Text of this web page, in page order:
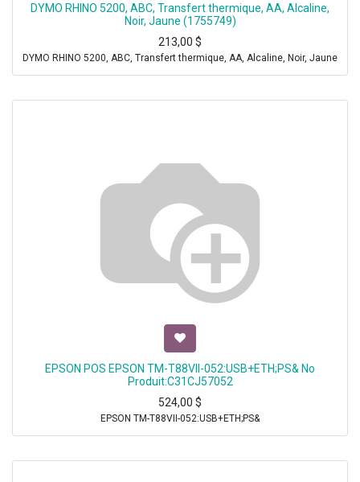
DYMO RHINO 5200, ABC, Transfert thermique, AA, Alcaline,
Noir, Jaune (1755749)
213,00 $
DYMO RHINO 5200, ABC, Transfert thermique, AA, Alcaline, Noir, Jaune
EPSON POS EPSON TM-T88VII-052:USB+ETH;PS& No
Produit:C31CJ57052
524,00 $
EPSON TM-T88VII-052:USB+ETH;PS&